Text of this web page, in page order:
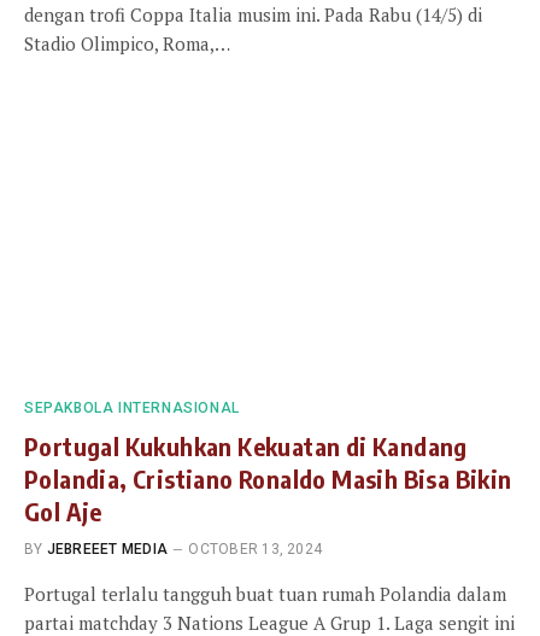
dengan trofi Coppa Italia musim ini. Pada Rabu (14/5) di
Stadio Olimpico, Roma,…
SEPAKBOLA INTERNASIONAL
Portugal Kukuhkan Kekuatan di Kandang
Polandia, Cristiano Ronaldo Masih Bisa Bikin
Gol Aje
BY JEBREEET MEDIA OCTOBER 13, 2024
Portugal terlalu tangguh buat tuan rumah Polandia dalam
partai matchday 3 Nations League A Grup 1. Laga sengit ini